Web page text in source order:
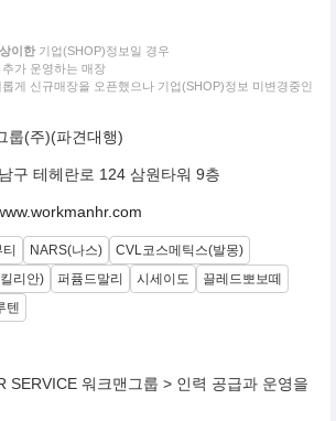
상이한 기업(SHOP)정보일 경우
가 운영하는 매장
게 신규매장을 오픈했으나 기업(SHOP)정보 미변경중인
룹(주)(파견대행)
구 테헤란로 124 삼원타워 9층
NARS(나스)
CVL코스메틱스(발몽)
리안)
퍼퓸드말리 시세이도
끌레드뽀보떼
텐
SERVICE 워크맨그룹 > 인력 공급과 운영을